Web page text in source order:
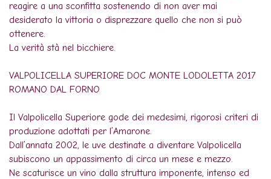
reagire a una sconfitta sostenendo di non aver mai
desiderato la vittoria o disprezzare quello che non si può
ottenere.
La verità stà nel bicchiere.
VALPOLICELLA SUPERIORE DOC MONTE LODOLETTA 2017
ROMANO DAL FORNO
Il Valpolicella Superiore gode dei medesimi, rigorosi criteri di
produzione adottati per l’Amarone.
Dall’annata 2002, le uve destinate a diventare Valpolicella
subiscono un appassimento di circa un mese e mezzo.
Ne scaturisce un vino dalla struttura imponente, intenso ed